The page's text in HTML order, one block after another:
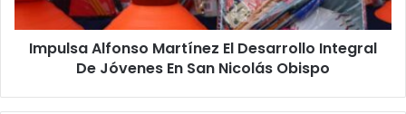
Jóvenes
En
SanImpulsa Alfonso Martínez El Desarrollo Integral
De Jóvenes En San Nicolás Obispo